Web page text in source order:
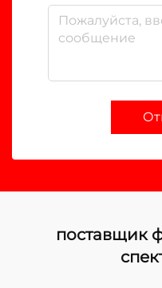
поставщик